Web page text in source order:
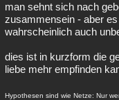
man sehnt sich nach
zusammensein - aber
wahrscheinlich auch
dies ist in kurzform die
liebe mehr empfinden
Hypothesen sind wie Netze: Nur